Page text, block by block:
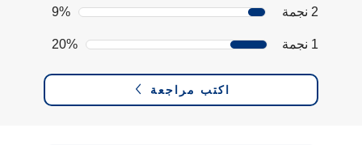
2 نجمة 9%
1 نجمة 20%
اكتب مراجعة